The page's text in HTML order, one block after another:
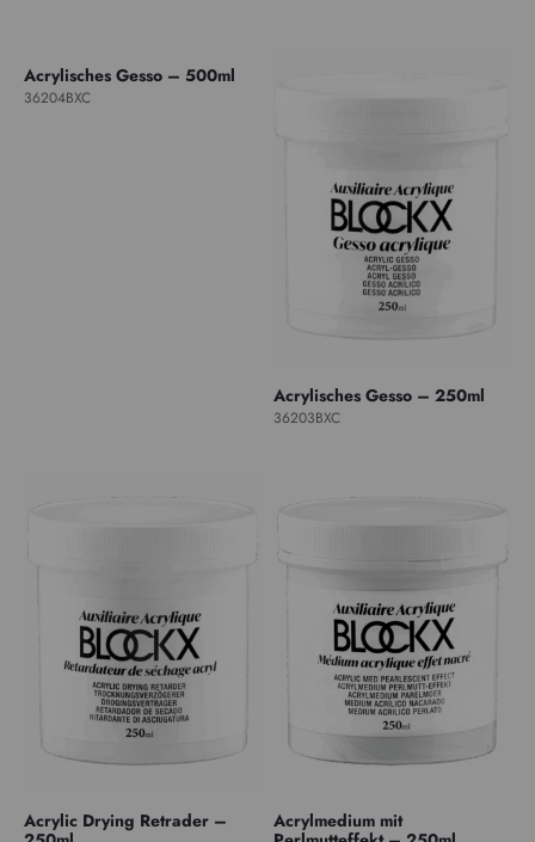
Acrylisches Gesso – 500ml
36204BXC
Acrylisches Gesso – 250ml
36203BXC
Acrylic Drying Retrader –
Acrylmedium mit